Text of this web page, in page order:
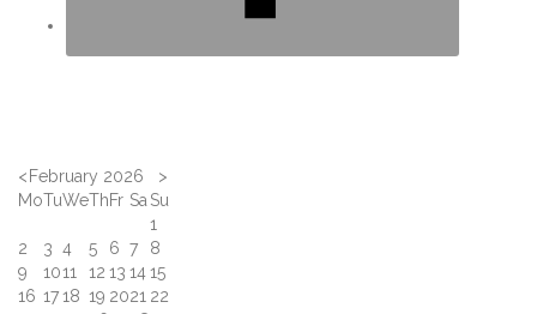
< February 2026
>
MoTuWeThFr SaSu
1
2
3 4 5 6 7
8
9
1011 12 13 1415
16 1718 19 2021 22